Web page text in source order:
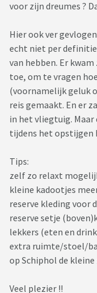
voor zijn dreumes ?
Hier ook ver
echt niet per
van hebben. Er
toe, om te vragen
(voornamelijk geluk
reis gemaakt. En er
in het vliegtuig. Maar
tijdens het opstijgen
Tips:
zelf zo relaxt
kleine kadootjes
reserve kleding voor
reserve setje
lekkers (eten en
extra ruimte/stoel/
op Schiphol de
Veel plezier !!